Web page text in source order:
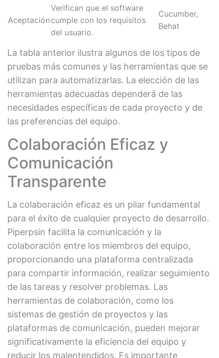
Aceptación
Verifican que el software
cumple con los requisitos
del usuario.
Cucumber,
Behat
La tabla anterior ilustra algunos de los tipos de
pruebas más comunes y las herramientas que se
utilizan para automatizarlas. La elección de las
herramientas adecuadas dependerá de las
necesidades específicas de cada proyecto y de
las preferencias del equipo.
Colaboración Eficaz y
Comunicación
Transparente
La colaboración eficaz es un pilar fundamental
para el éxito de cualquier proyecto de desarrollo.
Piperpsin facilita la comunicación y la
colaboración entre los miembros del equipo,
proporcionando una plataforma centralizada
para compartir información, realizar seguimiento
de las tareas y resolver problemas. Las
herramientas de colaboración, como los
sistemas de gestión de proyectos y las
plataformas de comunicación, pueden mejorar
significativamente la eficiencia del equipo y
reducir los malentendidos. Es importante